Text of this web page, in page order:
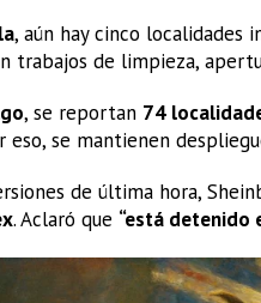
, aún hay cinco localidades
trabajos de limpieza,
, se reportan 74
eso, se mantienen
de última hora,
. Aclaró que “está detenido